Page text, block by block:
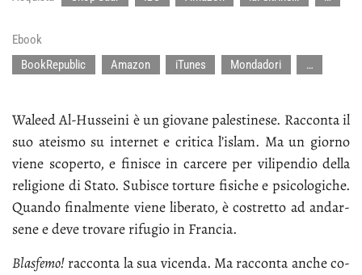
Ebook
BookRepublic
Amazon iTunes Mondadori …
Wa­leed Al-Hus­sei­ni è un gio­va­ne pa­le­sti­ne­se. Rac­con­ta il
suo atei­smo su in­ter­net e cri­ti­ca l’i­slam. Ma un gior­no
vie­ne sco­per­to, e fi­ni­sce in car­ce­re per vi­li­pen­dio del­la
re­li­gio­ne di Sta­to. Su­bi­sce tor­tu­re fi­si­che e psi­co­lo­gi­che.
Quan­do fi­nal­men­te vie­ne li­be­ra­to, è co­stret­to ad an­dar­
se­ne e de­ve tro­va­re ri­fu­gio in Fran­cia.
Bla­sfe­mo!rac­con­ta la sua vi­cen­da. Ma rac­con­ta an­che co­